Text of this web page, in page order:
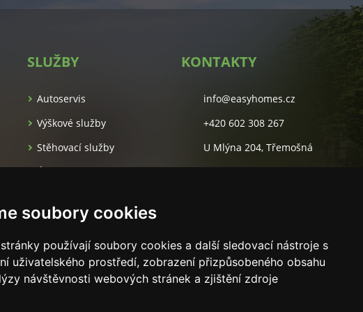
soubory cookies
používají soubory cookies a další sledovací nástroje s
uživatelského prostředí, zobrazení přizpůsobeného obsahu
návštěvnosti webových stránek a zjištění zdroje
SLUŽBY
Autoservis
Výškové služby
Stěhovací služby
Úklidové služby
KONTAKTY
info@easyhomes.cz
+420 602 308 267
U Mlýna 204, Třemošná
Studentská 55A, Plzeň